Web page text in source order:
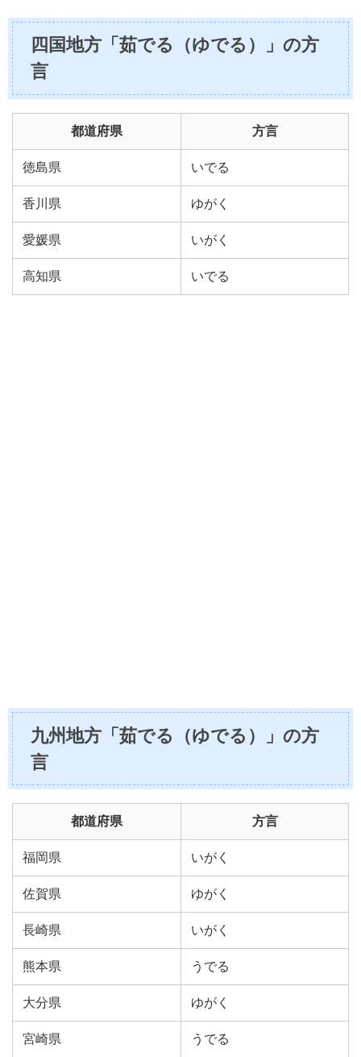
四国地方「茹でる（ゆでる）」の方
言
都道府県 方言
徳島県 いでる
香川県 ゆがく
愛媛県 いがく
高知県 いでる
九州地方「茹でる（ゆでる）」の方
言
都道府県 方言
福岡県 いがく
佐賀県 ゆがく
長崎県 いがく
熊本県 うでる
大分県 ゆがく
宮崎県 うでる